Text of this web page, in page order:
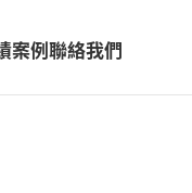
案例聯絡我們